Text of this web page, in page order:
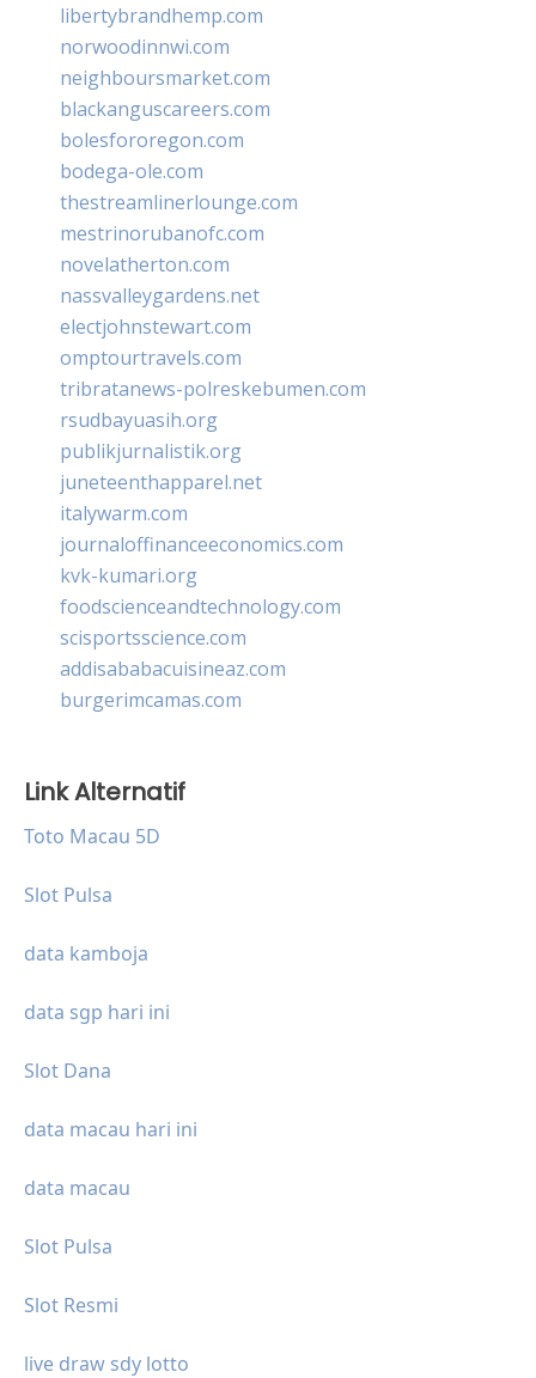
libertybrandhemp.com
norwoodinnwi.com
neighboursmarket.com
blackanguscareers.com
bolesfororegon.com
bodega-ole.com
thestreamlinerlounge.com
mestrinorubanofc.com
novelatherton.com
nassvalleygardens.net
electjohnstewart.com
omptourtravels.com
tribratanews-polreskebumen.com
rsudbayuasih.org
publikjurnalistik.org
juneteenthapparel.net
italywarm.com
journaloffinanceeconomics.com
kvk-kumari.org
foodscienceandtechnology.com
scisportsscience.com
addisababacuisineaz.com
burgerimcamas.com
Link Alternatif
Toto Macau 5D
Slot Pulsa
data kamboja
data sgp hari ini
Slot Dana
data macau hari ini
data macau
Slot Pulsa
Slot Resmi
live draw sdy lotto